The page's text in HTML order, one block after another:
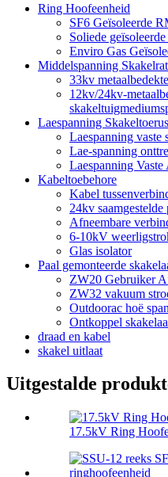
Ring Hoofeenheid
SF6 Geïsoleerde
Soliede
Enviro Gas
Middelspanning
33kv
12kv/24kv-
Laespanning
Laespanning vaste
Lae-spanning
Laespanning
Kabeltoebehore
Kabel
24kv
Afneembare
6-10kV
Glas isolator
Paal gemonteerde
ZW20 Gebruiker
ZW32 vakuum
Outdoorac hoë
Ontkoppel
draad en kabel
skakel uitlaat
Uitgestalde
17.5kV Ring